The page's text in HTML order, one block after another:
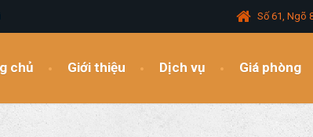
Số 61, Ngõ
chủ Giới thiệu Dịch vụ Giá phòng